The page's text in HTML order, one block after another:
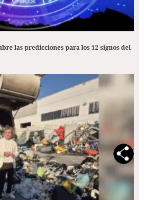
las predicciones para los 12 signos del